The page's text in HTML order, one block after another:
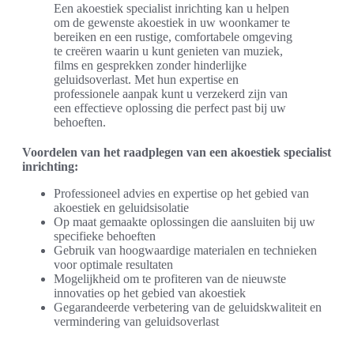
Een akoestiek specialist inrichting kan u helpen
om de gewenste akoestiek in uw woonkamer te
bereiken en een rustige, comfortabele omgeving
te creëren waarin u kunt genieten van muziek,
films en gesprekken zonder hinderlijke
geluidsoverlast. Met hun expertise en
professionele aanpak kunt u verzekerd zijn van
een effectieve oplossing die perfect past bij uw
behoeften.
Voordelen van het raadplegen van een akoestiek specialist
inrichting:
Professioneel advies en expertise op het gebied van
akoestiek en geluidsisolatie
Op maat gemaakte oplossingen die aansluiten bij uw
specifieke behoeften
Gebruik van hoogwaardige materialen en technieken
voor optimale resultaten
Mogelijkheid om te profiteren van de nieuwste
innovaties op het gebied van akoestiek
Gegarandeerde verbetering van de geluidskwaliteit en
vermindering van geluidsoverlast